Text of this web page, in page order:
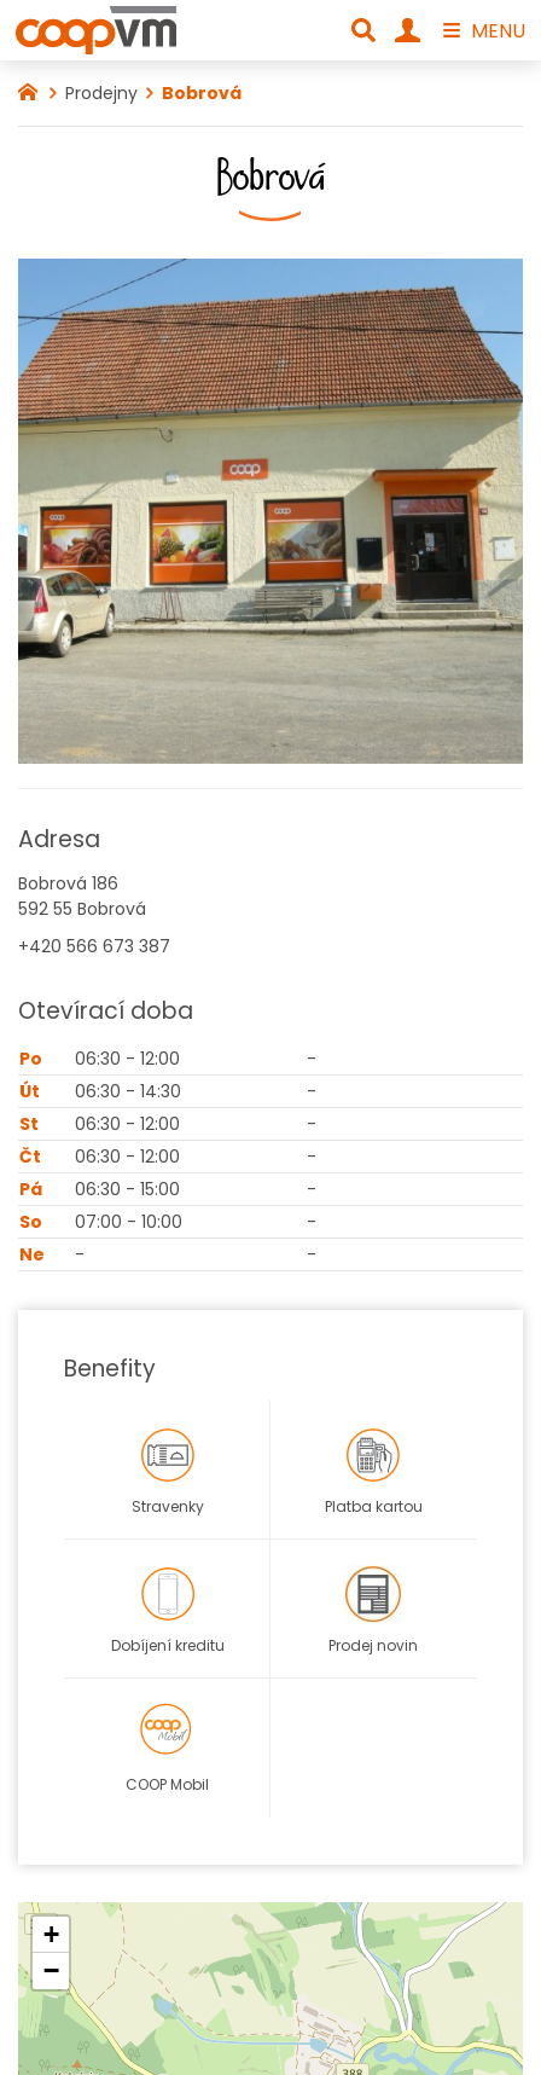
Prodejny Bobrová
Bobrová
Adresa
Bobrová 186
592 55 Bobrová
+420 566 673 387
Otevírací doba
Po 06:30 - 12:00
-
Út
06:30 - 14:30
-
St
06:30 - 12:00
-
Čt
06:30 - 12:00
-
Pá
06:30 - 15:00
-
So
07:00 - 10:00
-
Ne
- -
Benefity
Stravenky Platba kartou
Dobíjení kreditu Prodej novin
COOP Mobil
+
−
MENU